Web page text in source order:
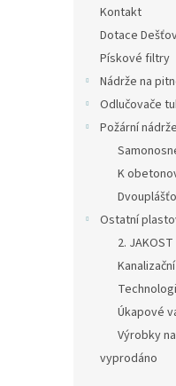
Kontakt
Dotace
Pískové filtry
Nádrže na
Odlučovače
Požární nádrže
K
Ostatní
2. JAKOST
Úkapové
Výrobky
vyprodáno